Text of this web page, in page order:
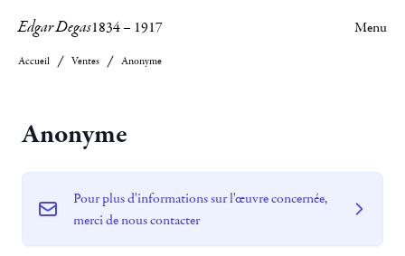
Edgar Degas1834– 1917 Menu
Accueil Ventes Anonyme
Anonyme
Pour plus d'informations sur l'œuvre concernée,
merci de nous contacter